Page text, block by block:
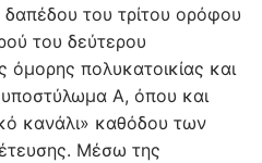
του τρίτου ορόφου
του δεύτερου
πολυκατοικίας και
Α, όπου και
κανάλι» καθόδου των
Μέσω της